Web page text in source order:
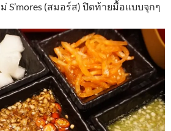
(สมอร์ส) ปิดท้ายมื้อแบบจุกๆ